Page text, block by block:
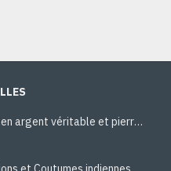
Nos bijoux en argent véritable et pierres naturelles